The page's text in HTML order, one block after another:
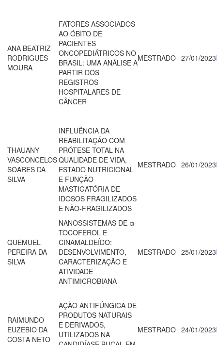
ANA BEATRIZ
RODRIGUES
MOURA
FATORES ASSOCIADOS
AO ÓBITO DE
PACIENTES
ONCOPEDIÁTRICOS NO
BRASIL: UMA ANÁLISE A
PARTIR DOS
REGISTROS
HOSPITALARES DE
CÂNCER
MESTRADO 27/01/2023
THAUANY
VASCONCELOS
SOARES DA
SILVA
INFLUÊNCIA DA
REABILITAÇÃO COM
PRÓTESE TOTAL NA
QUALIDADE DE VIDA,
ESTADO NUTRICIONAL
E FUNÇÃO
MASTIGATÓRIA DE
IDOSOS FRAGILIZADOS
E NÃO-FRAGILIZADOS
MESTRADO 26/01/2023
QUEMUEL
PEREIRA DA
SILVA
NANOSSISTEMAS DE α-
TOCOFEROL E
CINAMALDEÍDO:
DESENVOLVIMENTO,
CARACTERIZAÇÃO E
ATIVIDADE
ANTIMICROBIANA
MESTRADO 25/01/2023
RAIMUNDO
EUZEBIO DA
COSTA NETO
AÇÃO ANTIFÚNGICA DE
PRODUTOS NATURAIS
E DERIVADOS,
UTILIZADOS NA
MESTRADO 24/01/2023